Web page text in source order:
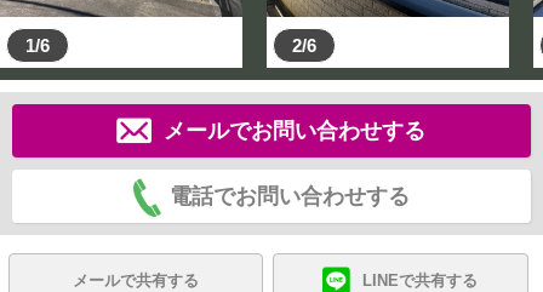
1/6 2/6
メールでお問い合わせする
電話でお問い合わせする
メールで共有する LINEで共有する